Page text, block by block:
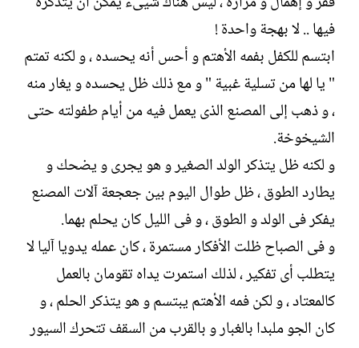
فيها .. لا بهجة واحدة !
ابتسم للكفل بفمه الأهتم و أحس أنه يحسده ، و لكنه تمتم
" يا لها من تسلية غبية " و مع ذلك ظل يحسده و يغار منه
، و ذهب إلى المصنع الذى يعمل فيه من أيام طفولته حتى
الشيخوخة.
و لكنه ظل يتذكر الولد الصغير و هو يجرى و يضحك و
يطارد الطوق ، ظل طوال اليوم بين جعجعة آلات المصنع
يفكر فى الولد و الطوق ، و فى الليل كان يحلم بهما.
و فى الصباح ظلت الأفكار مستمرة ، كان عمله يدويا آليا لا
يتطلب أى تفكير ، لذلك استمرت يداه تقومان بالعمل
كالمعتاد ، و لكن فمه الأهتم يبتسم و هو يتذكر الحلم ، و
كان الجو ملبدا بالغبار و بالقرب من السقف تتحرك السيور